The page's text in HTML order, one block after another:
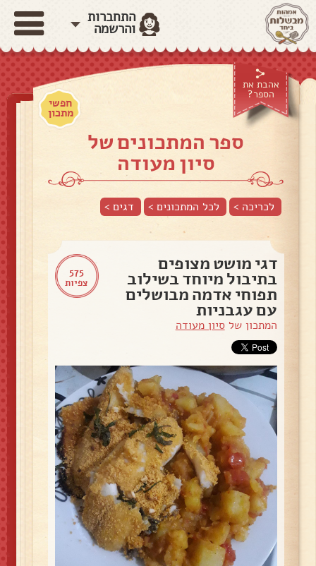
התחברות
והרשמה
אהבת את
הספר?
חפשי
מתכון
ספר המתכונים של
סיון מעודה
לכריכה > לכל המתכונים > דגים>
575
צפיות
דגי מושט מצופים
בתיבול מיוחד בשילוב
תפוחי אדמה מבושלים
עם עגבניות
המתכון שלסיון מעודה